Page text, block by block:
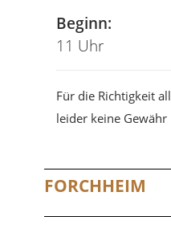
Beginn:
11 Uhr
Für die Richtigkeit
leider keine
FORCHHEIM